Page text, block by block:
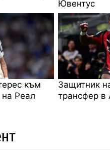
Ювентус
към
Реал
Защитник
трансфер в